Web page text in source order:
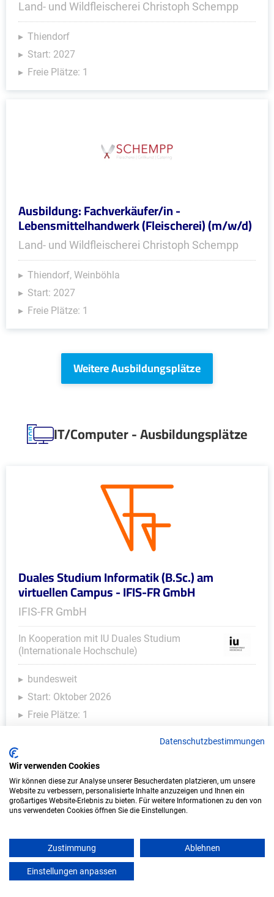
Land- und Wildfleischerei Christoph Schempp
Thiendorf
Start: 2027
Freie Plätze: 1
Ausbildung: Fachverkäufer/in -
Lebensmittelhandwerk (Fleischerei) (m/w/d)
Land- und Wildfleischerei Christoph Schempp
Thiendorf, Weinböhla
Start: 2027
Freie Plätze: 1
Weitere Ausbildungsplätze
IT/Computer - Ausbildungsplätze
Duales Studium Informatik (B.Sc.) am
virtuellen Campus - IFIS-FR GmbH
IFIS-FR GmbH
In Kooperation mit IU Duales Studium
(Internationale Hochschule)
bundesweit
Start: Oktober 2026
Freie Plätze: 1
Duales Studium Wirtschaftsinformatik
(B.Sc.) am virtuellen Campus - KIX Service
Software GmbH
Datenschutzbestimmungen
Wir verwenden Cookies
Wir können diese zur Analyse unserer Besucherdaten platzieren, um unsere
Website zu verbessern, personalisierte Inhalte anzuzeigen und Ihnen ein
großartiges Website-Erlebnis zu bieten. Für weitere Informationen zu den von
uns verwendeten Cookies öffnen Sie die Einstellungen.
Zustimmung Ablehnen
Einstellungen anpassen